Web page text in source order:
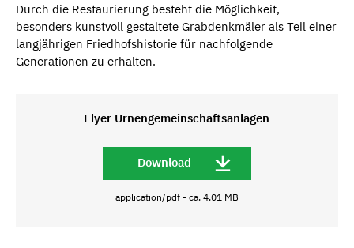
Durch die Restaurierung besteht die Möglichkeit,
besonders kunstvoll gestaltete Grabdenkmäler als Teil einer
langjährigen Friedhofshistorie für nachfolgende
Generationen zu erhalten.
Flyer Urnengemeinschaftsanlagen
Download
application/pdf - ca. 4,01 MB